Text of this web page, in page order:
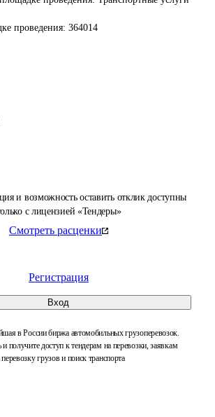
и возможность оставить отклик доступны
с лицензией «Тендеры»
Смотреть расценки
Регистрация
Вход
в России биржа автомобильных грузоперевозок.
и получите доступ к тендерам на перевозки, заявкам
перевозку грузов и поиск транспорта
проведения: 364014